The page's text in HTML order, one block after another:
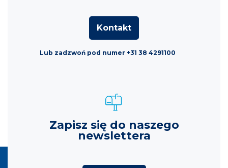
Kontakt
Lub zadzwoń pod numer +31 38 4291100
Zapisz się do naszego
newslettera